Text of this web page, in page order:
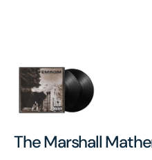
The Marshall